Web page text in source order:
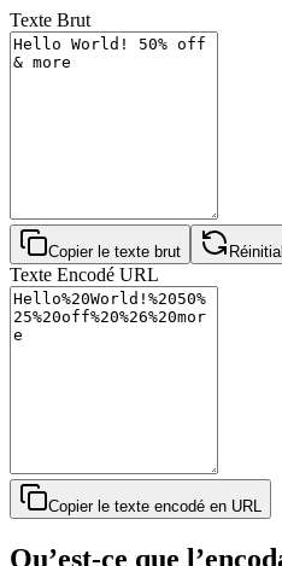
Texte Brut
Copier le texte brut
Texte Encodé URL
Copier le texte encodé en URL
Qu’est-ce que